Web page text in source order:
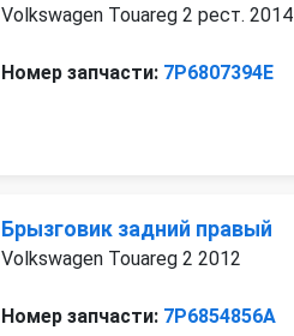
Volkswagen Touareg 2 рест. 2014
Номер запчасти: 7P6807394E
Брызговик задний правый
Volkswagen Touareg 2 2012
Номер запчасти: 7P6854856A